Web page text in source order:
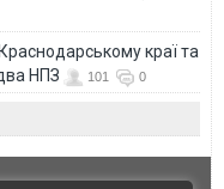
краї та
НПЗ
101 0